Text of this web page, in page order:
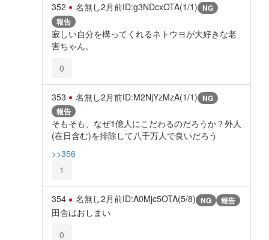
352 名無し2月前ID:g3NDcxOTA(1/1) NG
報告
寂しい自分を構ってくれるネトウヨが大好きな老
害ちゃん。
0
353 名無し2月前ID:M2NjYzMzA(1/1) NG
報告
そもそも、なぜ1億人にこだわるのだろうか？外人
(在日含む)を排除して八千万人で良いだろう
>>356
1
354 名無し2月前ID:A0Mjc5OTA(5/8) NG 報告
田舎はおしまい
0